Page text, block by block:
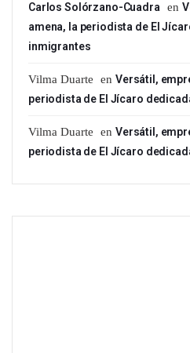
Carlos Solórzano-Cuadra en
amena, la periodista de El
inmigrantes
Vilma Duarte en Versátil,
periodista de El Jícaro
Vilma Duarte en Versátil,
periodista de El Jícaro